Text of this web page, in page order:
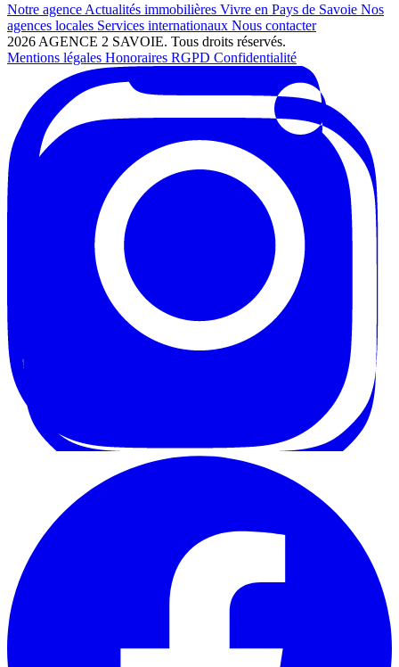
Notre agence Actualités immobilières Vivre en Pays de Savoie Nos
agences locales Services internationaux Nous contacter
2026 AGENCE 2 SAVOIE. Tous droits réservés.
Mentions légales Honoraires RGPD Confidentialité